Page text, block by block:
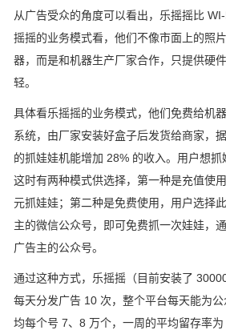
从广告受众的角度可以看出，乐摇摇比
摇摇的业务模式看，他们不像市面上的照
器，而是和机器生产厂家合作，只提供硬
轻。
具体看乐摇摇的业务模式，他们免费给机
系统，由厂家安装好盒子后发货给商家，
的抓娃娃机能增加 28% 的收入。用户想抓
这时有两种模式供选择，第一种是充值使
元抓娃娃；第二种是免费使用，用户选择
主的微信公众号，即可免费抓一次娃娃，
广告主的公众号。
通过这种方式，乐摇摇（目前安装了
每天分发广告 10 次，整个平台每天能为
均每个号 7、8 万个，一周的平均留存率